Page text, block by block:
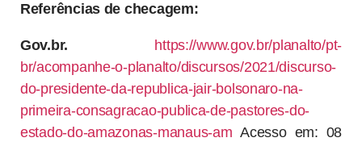
Referências de checagem:
Gov.br.
https://www.gov.br/planalto/pt-
br/acompanhe-o-planalto/discursos/2021/discurso-
do-presidente-da-republica-jair-bolsonaro-na-
primeira-consagracao-publica-de-pastores-do-
estado-do-amazonas-manaus-am Acesso em: 08